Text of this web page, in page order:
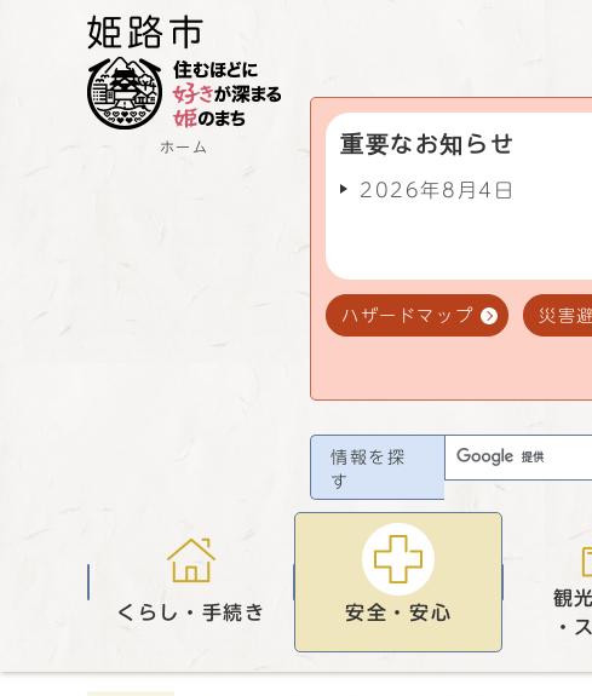
ホーム 重要なお知らせ
2026年8月4日
ハザードマップ 災害
情報を探
す
くらし・手続き 安全・安心
観
・